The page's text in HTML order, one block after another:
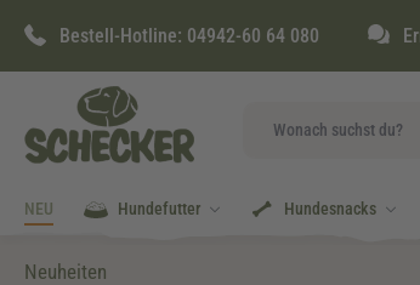
Zur Hauptnavigation springen
Bestell-Hotline: 04942-60 64 080
NEU Hundefutter Hundesnacks
Neuheiten